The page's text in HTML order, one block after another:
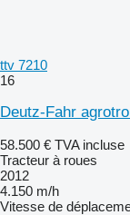
ttv 7210
16
Deutz-Fahr
58.500 € TVA incluse
Tracteur à roues
2012
4.150 m/h
Vitesse de